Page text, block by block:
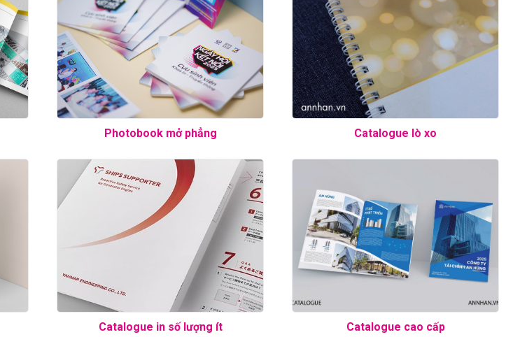
Photobook mở phẳng Catalogue lò xo
Catalogue in số lượng ít Catalogue cao cấp